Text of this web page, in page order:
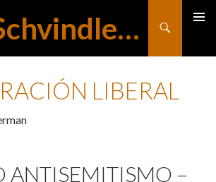
Julián Schvindlerman
LIBERAL
ANTISEMITISMO –